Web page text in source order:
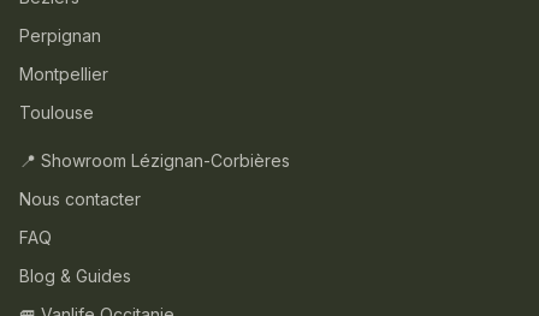
Perpignan
Montpellier
Toulouse
📍 Showroom Lézignan-Corbières
Nous contacter
FAQ
Blog & Guides